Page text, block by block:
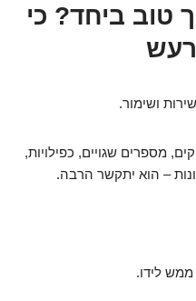
טוב ביחד? כי
רעש
ושימור.
מספרים שגויים, כפילויות,
– הוא יתקשר הרבה.
לידו.